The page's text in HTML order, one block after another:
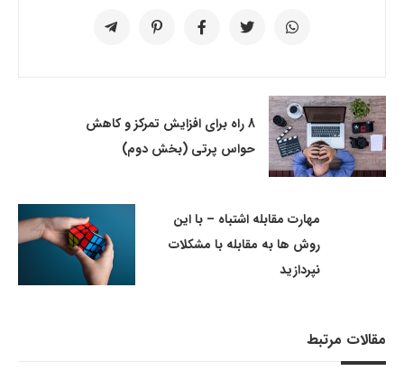
8 راه برای افزایش تمرکز و کاهش
حواس پرتی (بخش دوم)
مهارت مقابله اشتباه – با این
روش ها به مقابله با مشکلات
نپردازید
مقالات مرتبط